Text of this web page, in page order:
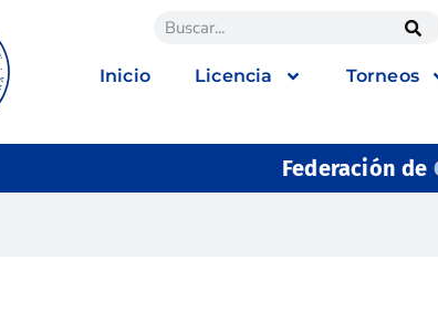
Inicio Licencia Torneos
Federación de